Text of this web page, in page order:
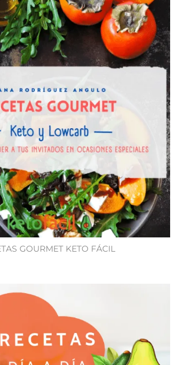
GOURMET KETO FÁCIL